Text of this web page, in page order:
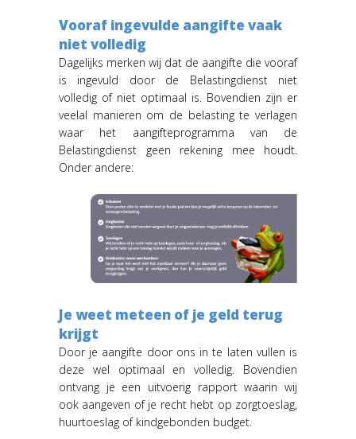
Vooraf ingevulde aangifte vaak
niet volledig
Dagelijks merken wij dat de aangifte die vooraf
is ingevuld door de Belastingdienst niet
volledig of niet optimaal is. Bovendien zijn er
veelal manieren om de belasting te verlagen
waar het aangifteprogramma van de
Belastingdienst geen rekening mee houdt.
Onder andere:
Je weet meteen of je geld terug
krijgt
Door je aangifte door ons in te laten vullen is
deze wel optimaal en volledig. Bovendien
ontvang je een uitvoerig rapport waarin wij
ook aangeven of je recht hebt op zorgtoeslag,
huurtoeslag of kindgebonden budget.